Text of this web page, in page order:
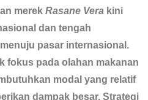
merek Rasane Vera kini
dan tengah
pasar internasional.
fokus pada olahan makanan
modal yang relatif
dampak besar. Strategi